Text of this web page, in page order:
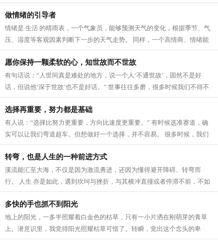
打开了。 ■每个人的心，都像上了...
做情绪的引导者
情绪是 生活 的晴雨表，一个气象员，能够预测天气的变化，根据季节、气
压、湿度等客观因素判断下一步的天气走势。 同样，一个高情商、情绪能
力强的人，就是自己内心的天气预报...
愿你保持一颗柔软的心，知世故而不世故
有句话说：“人世间真是难处的地方，说一个人‘不通世故’，固然不是好
话，但说他‘深于世故’也不是好话。” 世事往往多磨，很多时候我们不得不
跟人、跟事打交道。如何摸索出...
选择再重要，努力都是基础
有人说：“选择比努力更重要，方向比速度更重要。” 有时候选准赛道，确
实可以让我们弯道超车。但想做好一个选择，并不容易。 很多时候，我们
看不准前方的路，到底什么才是好...
转弯，也是人生的一种前进方式
溪流能汇至大海，不仅是因为激流勇进，还因为懂得避开障碍、转弯而
行。 人生 亦是如此，遇到坎坷与挫折，与其横冲直撞或者停滞不前，不如
绕一绕、转个弯。在人生道路上，我们...
多快的手也抓不到阳光
地上的阳光，一多半照耀着白金色的枯草，只有一小片洒在刚萌芽的青草
上。潜意识里，我觉得阳光照耀枯草可惜了。转瞬，觉出这个念头的卑
劣。 这不是阳光的想法，而是我的私念。...